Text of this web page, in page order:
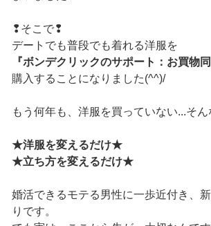
❢そこで❢
デートでも普段でも着れる洋服を
『ボンデクリックのサポート：お買物同
購入することになりました(^^)/
もう何年も、洋服を買っていない...そん
★洋服を変えるだけ★
★立ち方を変えるだけ★
婚活できるモテる男性に一歩近付き、
りです。